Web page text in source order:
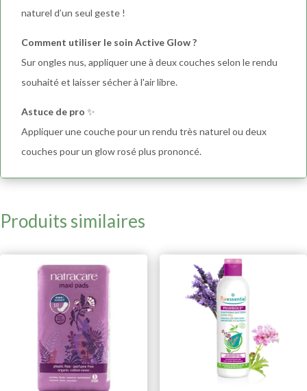
naturel d’un seul geste !
Comment utiliser le soin Active Glow ?
Sur ongles nus, appliquer une à deux couches selon le rendu
souhaité et laisser sécher à l'air libre.
Astuce de pro ✨
Appliquer une couche pour un rendu très naturel ou deux
couches pour un glow rosé plus prononcé.
Produits similaires